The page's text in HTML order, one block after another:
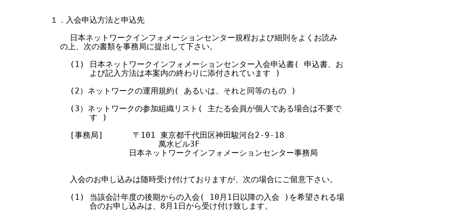
１．入会申込方法と申込先
    日本ネットワークインフォメーションセンター規程および細則をよくお読み
  の上、次の書類を事務局に提出して下さい。
    (1) 日本ネットワークインフォメーションセンター入会申込書( 申込書、お
        よび記入方法は本案内の終わりに添付されています )
    (2）ネットワークの運用規約( あるいは、それと同等のもの )
    (3）ネットワークの参加組織リスト( 主たる会員が個人である場合は不要で
        す )
    [事務局]      〒101 東京都千代田区神田駿河台2-9-18
                      萬水ビル3F
                日本ネットワークインフォメーションセンター事務局
    入会のお申し込みは随時受け付けておりますが、次の場合にご留意下さい。
    (1) 当該会計年度の後期からの入会( 10月1日以降の入会 )を希望される場
        合のお申し込みは、8月1日から受け付け致します。